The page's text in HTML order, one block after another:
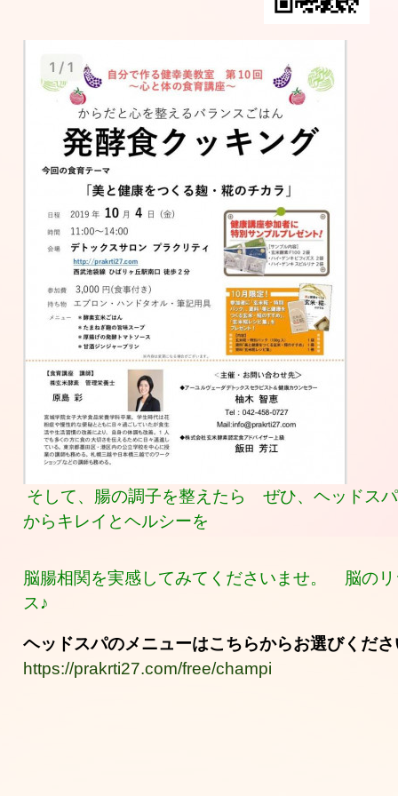
そして、腸の調子を整えたら ぜひ、ヘッドス
からキレイとヘルシーを
脳腸相関を実感してみてくださいませ。 脳の
ス♪
ヘッドスパのメニューはこちらからお選びくださ
https://prakrti27.com/free/champi